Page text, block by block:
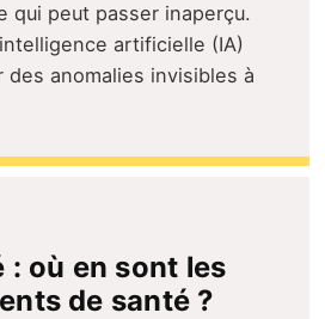
qui peut passer inaperçu.
artificielle (IA)
anomalies invisibles à
: où en sont les
de santé ?